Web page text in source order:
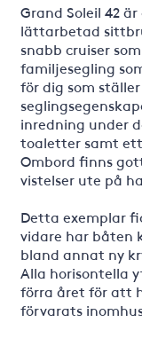
Grand Soleil 42
lättarbetad
snabb cruiser
familjesegling
för dig som
inredning under
toaletter samt
Ombord finns
vistelser ute på
Detta exemplar
vidare har båten
bland annat ny
Alla horisontella
förra året för att
förvarats